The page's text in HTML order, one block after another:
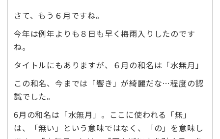
さて、もう６月ですね。
今年は例年よりも８日も早く梅雨入りしたのです
ね。
タイトルにもありますが、６月の和名は「水無月」
この和名、今までは「響き」が綺麗だな…程度の認
識でした。
6月の和名は「水無月」。ここに使われる「無」
は、「無い」という意味ではなく、「の」を意味し